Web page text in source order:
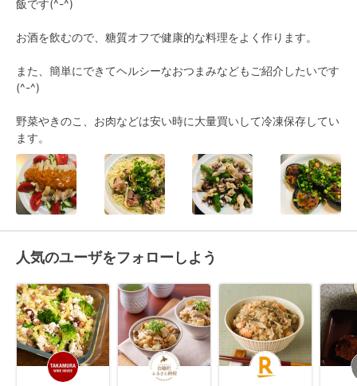
飯です(^-^)
お酒を飲むので、糖質オフで健康的な料理をよく作ります。
また、簡単にできてヘルシーなおつまみなどもご紹介したいです
(^-^)
野菜やきのこ、お肉などは安い時に大量買いして冷凍保存してい
ます。
人気のユーザをフォローしよう